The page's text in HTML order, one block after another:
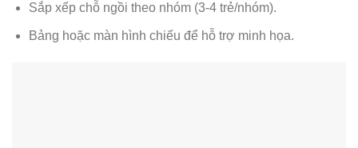
Sắp xếp chỗ ngồi theo nhóm (3-4 trẻ/nhóm).
Bảng hoặc màn hình chiếu để hỗ trợ minh họa.